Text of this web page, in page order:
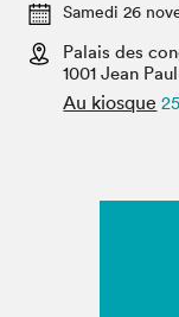
Espace
Espace
Samedi 26
Palais des
1001 Jean
Au kiosque